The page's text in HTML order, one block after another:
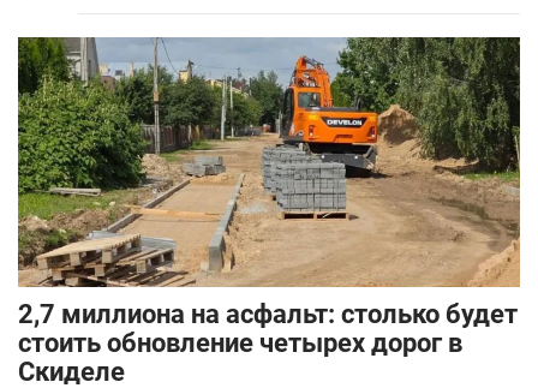
2,7 миллиона на асфальт: столько будет
стоить обновление четырех дорог в
Скиделе